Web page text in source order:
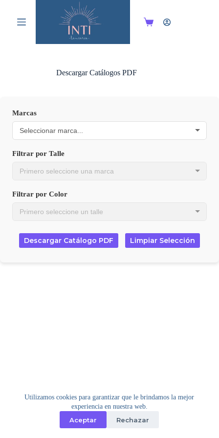
contenido
Utilizamos cookies para garantizar que le brindamos la mejor
experiencia en nuestra web.
Aceptar Rechazar
Carro
Descargar Catálogos PDF
Marcas
Filtrar por Talle
Filtrar por Color
Descargar Catálogo PDF Limpiar Selección
Copyright © 2026 - Tema para WordPress deCreative